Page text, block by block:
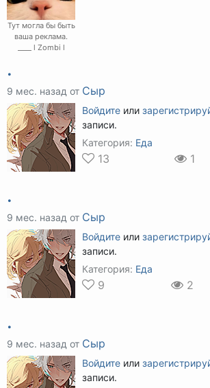
Тут могла бы быть
ваша реклама.
____ l Zombi l
.
9 мес. назад от Сыр
Войдите или
записи.
Категория: Еда
13 1
.
9 мес. назад от Сыр
Войдите или
записи.
Категория: Еда
9 2
.
9 мес. назад от Сыр
Войдите или
записи.